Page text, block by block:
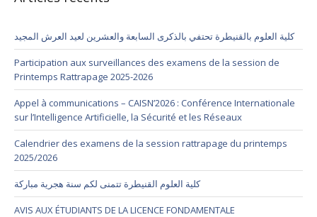
كلية العلوم بالقنيطرة تحتفي بالذكرى السابعة والعشرين لعيد العرش المجيد
Participation aux surveillances des examens de la session de
Printemps Rattrapage 2025-2026
Appel à communications – CAISN’2026 : Conférence Internationale
sur l’Intelligence Artificielle, la Sécurité et les Réseaux
Calendrier des examens de la session rattrapage du printemps
2025/2026
كلية العلوم القنيطرة تتمنى لكم سنة هجرية مباركة
AVIS AUX ÉTUDIANTS DE LA LICENCE FONDAMENTALE